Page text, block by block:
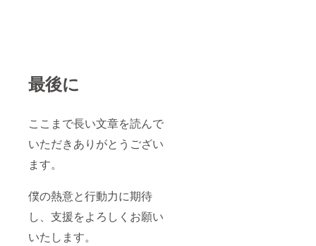
最後に
ここまで長い文章を読んで
いただきありがとうござい
ます。
僕の熱意と行動力に期待
し、支援をよろしくお願い
いたします。